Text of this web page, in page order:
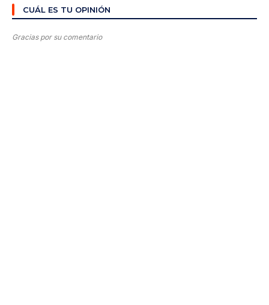
CUÁL ES TU OPINIÓN
Gracias por su comentario